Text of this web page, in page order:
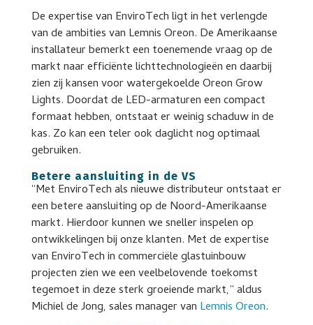
De expertise van EnviroTech ligt in het verlengde
van de ambities van Lemnis Oreon. De Amerikaanse
installateur bemerkt een toenemende vraag op de
markt naar efficiënte lichttechnologieën en daarbij
zien zij kansen voor watergekoelde Oreon Grow
Lights. Doordat de LED-armaturen een compact
formaat hebben, ontstaat er weinig schaduw in de
kas. Zo kan een teler ook daglicht nog optimaal
gebruiken.
Betere aansluiting in de VS
“Met EnviroTech als nieuwe distributeur ontstaat er
een betere aansluiting op de Noord-Amerikaanse
markt. Hierdoor kunnen we sneller inspelen op
ontwikkelingen bij onze klanten. Met de expertise
van EnviroTech in commerciële glastuinbouw
projecten zien we een veelbelovende toekomst
tegemoet in deze sterk groeiende markt,” aldus
Michiel de Jong, sales manager van Lemnis Oreon.